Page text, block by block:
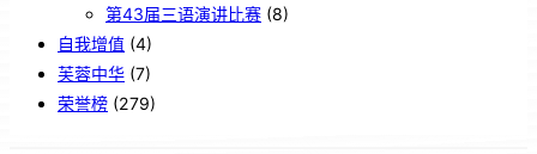
第43届三语演讲比赛 (8)
自我增值 (4)
芙蓉中华 (7)
荣誉榜 (279)